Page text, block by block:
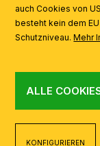
auch Cookies von
besteht kein dem
Schutzniveau.Mehr
ALLE
KONFIGURIEREN